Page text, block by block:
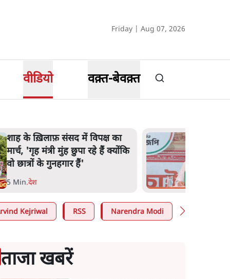
Friday | Aug 07, 2026
वीडियो वक़्त-बेवक़्त
'अमित शाह के संसद में आने पर
विचार करे सरकार': राज्यसभा
सभापति ने केंद्र से कहा
5 Min.देश
Kejriwal RSS Narendra Modi
ताजा खबरें